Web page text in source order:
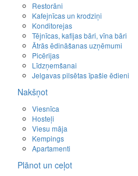
Restorāni
Kafejnīcas un krodziņi
Konditorejas
Tējnīcas, kafijas bāri, vīna bāri
Ātrās ēdināšanas uzņēmumi
Picērijas
Līdzņemšanai
Jelgavas pilsētas īpašie ēdieni
Nakšņot
Viesnīca
Hosteļi
Viesu māja
Kempings
Apartamenti
Plānot un ceļot